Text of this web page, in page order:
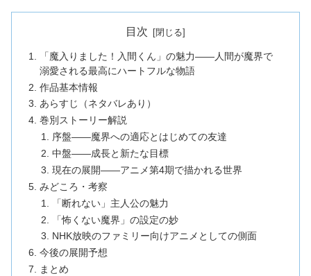
目次
「魔入りました！入間くん」の魅力——人間が魔界で
溺愛される最高にハートフルな物語
作品基本情報
あらすじ（ネタバレあり）
巻別ストーリー解説
序盤——魔界への適応とはじめての友達
中盤——成長と新たな目標
現在の展開——アニメ第4期で描かれる世界
みどころ・考察
「断れない」主人公の魅力
「怖くない魔界」の設定の妙
NHK放映のファミリー向けアニメとしての側面
今後の展開予想
まとめ